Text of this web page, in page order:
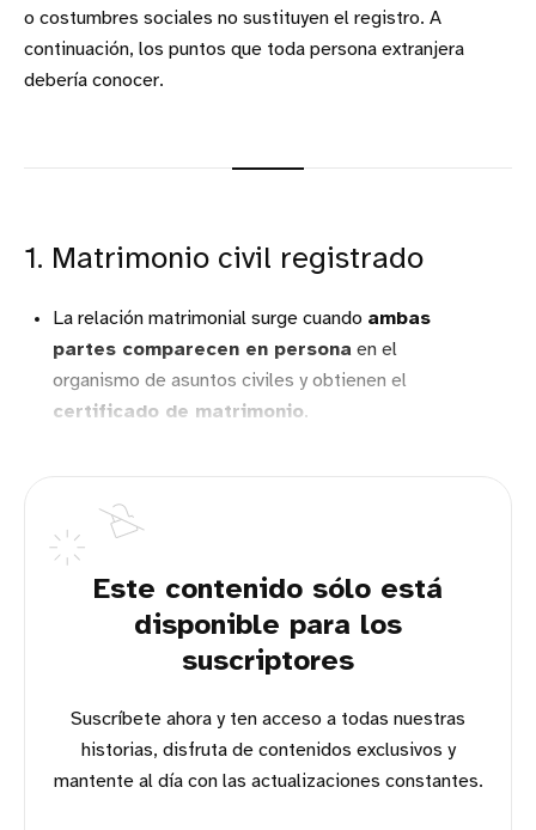
o costumbres sociales no sustituyen el registro. A
continuación, los puntos que toda persona extranjera
debería conocer.
1. Matrimonio civil registrado
La relación matrimonial surge cuando ambas
partes comparecen en persona en el
organismo de asuntos civiles y obtienen el
certificado de matrimonio.
Este contenido sólo está
disponible para los
suscriptores
Suscríbete ahora y ten acceso a todas nuestras
historias, disfruta de contenidos exclusivos y
mantente al día con las actualizaciones constantes.